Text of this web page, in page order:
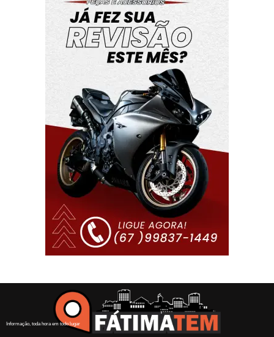
Informação, toda hora em todo lugar